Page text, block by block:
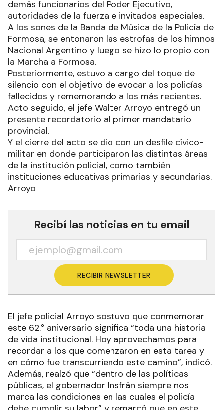
demás funcionarios del Poder Ejecutivo,
autoridades de la fuerza e invitados especiales.
A los sones de la Banda de Música de la Policía de
Formosa, se entonaron las estrofas de los himnos
Nacional Argentino y luego se hizo lo propio con
la Marcha a Formosa.
Posteriormente, estuvo a cargo del toque de
silencio con el objetivo de evocar a los policías
fallecidos y rememorando a los más recientes.
Acto seguido, el jefe Walter Arroyo entregó un
presente recordatorio al primer mandatario
provincial.
Y el cierre del acto se dio con un desfile cívico-
militar en donde participaron las distintas áreas
de la institución policial, como también
instituciones educativas primarias y secundarias.
Arroyo
Recibí las noticias en tu email
RECIBIR NEWSLETTER
El jefe policial Arroyo sostuvo que conmemorar
este 62.° aniversario significa “toda una historia
de vida institucional. Hoy aprovechamos para
recordar a los que comenzaron en esta tarea y
en cómo fue transcurriendo este camino”, indicó.
Además, realzó que “dentro de las políticas
públicas, el gobernador Insfrán siempre nos
marca las condiciones en las cuales el policía